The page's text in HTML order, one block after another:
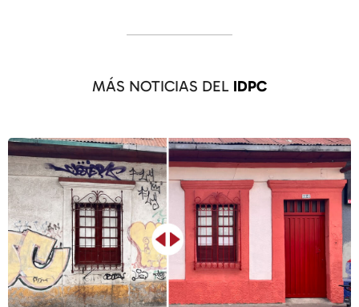
MÁS NOTICIAS DEL IDPC